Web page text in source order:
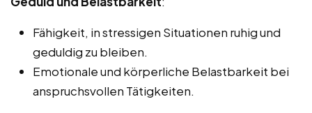
Fähigkeit, in stressigen Situationen ruhig und
geduldig zu bleiben.
Emotionale und körperliche Belastbarkeit bei
anspruchsvollen Tätigkeiten.